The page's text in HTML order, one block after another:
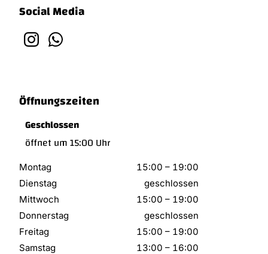
Social Media
Öffnungszeiten
Geschlossen
öffnet um 15:00 Uhr
Montag 15:00 – 19:00
Dienstag
geschlossen
Mittwoch
15:00 – 19:00
Donnerstag
geschlossen
Freitag
15:00 – 19:00
Samstag
13:00 – 16:00